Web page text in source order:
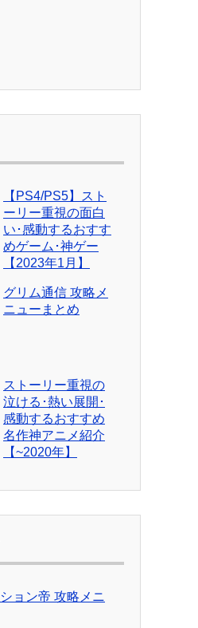
【PS4/PS5】スト
ーリー重視の面白
い･感動するおすす
めゲーム･神ゲー
【2023年1月】
グリム通信 攻略メ
ニューまとめ
ストーリー重視の
泣ける･熱い展開･
感動するおすすめ
名作神アニメ紹介
【~2020年】
ョン帝 攻略メニ